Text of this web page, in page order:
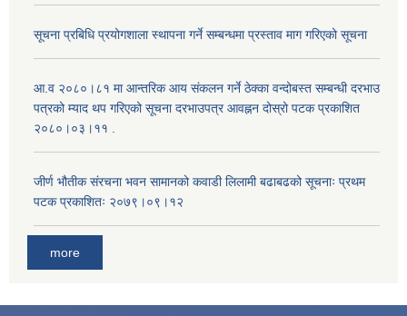
सूचना प्रबिधि प्रयोगशाला स्थापना गर्ने सम्बन्धमा प्रस्ताव माग गरिएको सूचना
आ.व २०८०।८१ मा आन्तरिक आय संकलन गर्ने ठेक्का वन्दोबस्त सम्बन्धी दरभाउ
पत्रको म्याद थप गरिएको सूचना दरभाउपत्र आवह्नन दोस्रो पटक प्रकाशित
२०८०।०३।११ .
जीर्ण भौतीक संरचना भवन सामानको कवाडी लिलामी बढाबढको सूचनाः प्रथम
पटक प्रकाशितः २०७९।०९।१२
more